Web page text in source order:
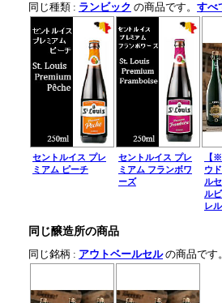
同じ種類 : ランビック の商品です。 すべ
セントルイス プレ
ミアム ピーチ
セントルイス プレ
ミアム フランボワ
ーズ
【
ウ
ル
ル
レ
同じ醸造所の商品
同じ銘柄 : アウトベールセルの商品です。